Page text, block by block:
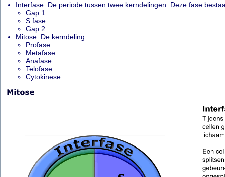
Interfase. De periode tussen twee kerndelingen. Deze fase
Gap 1
S fase
Gap 2
Mitose. De kerndeling.
Profase
Metafase
Anafase
Telofase
Cytokinese